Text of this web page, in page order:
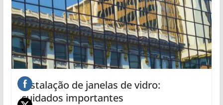
Instalação de janelas de vidro:
cuidados importantes